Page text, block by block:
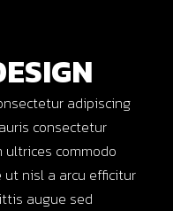
adipiscing
consectetur
commodo
ut nisl a arcu efficitur
augue sed